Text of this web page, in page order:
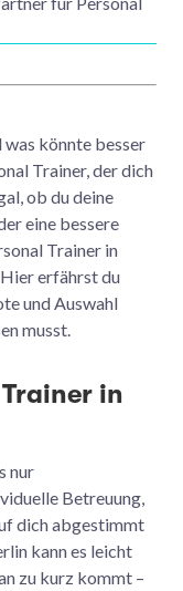
was könnte besser
Trainer, der dich
ob du deine
eine bessere
Trainer in
erfährst du
und Auswahl
musst.
in
nur
Betreuung,
dich abgestimmt
kann es leicht
zu kurz kommt –